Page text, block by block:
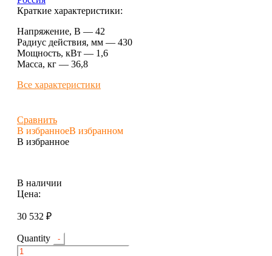
Краткие характеристики:
Напряжение, В — 42
Радиус действия, мм — 430
Мощность, кВт — 1,6
Масса, кг — 36,8
Все характеристики
Сравнить
В избранноеВ избранном
В избранное
В наличии
Цена:
30 532 ₽
Quantity -